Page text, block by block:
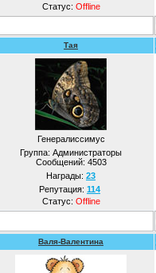
Статус: Offline
Тая
Генералиссимус
Группа: Администраторы
Сообщений: 4503
Награды: 23
Репутация: 114
Статус: Offline
Валя-Валентина